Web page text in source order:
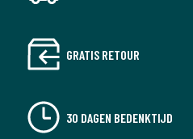
GRATIS RETOUR
30 DAGEN BEDENKTIJD